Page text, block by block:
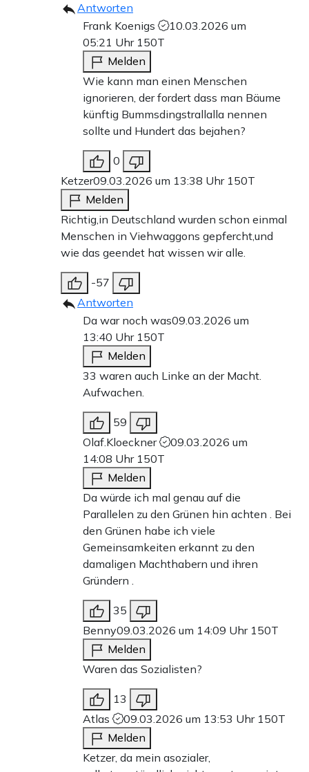
Antworten
Frank Koenigs
10.03.2026 um
05:21 Uhr 150T
Melden
Wie kann man einen Menschen
ignorieren, der fordert dass man Bäume
künftig Bummsdingstrallalla nennen
sollte und Hundert das bejahen?
0
Ketzer09.03.2026 um 13:38 Uhr 150T
Melden
Richtig,in Deutschland wurden schon einmal
Menschen in Viehwaggons gepfercht,und
wie das geendet hat wissen wir alle.
-57
Antworten
Da war noch was09.03.2026 um
13:40 Uhr 150T
Melden
33 waren auch Linke an der Macht.
Aufwachen.
59
Olaf.Kloeckner
09.03.2026 um
14:08 Uhr 150T
Melden
Da würde ich mal genau auf die
Parallelen zu den Grünen hin achten . Bei
den Grünen habe ich viele
Gemeinsamkeiten erkannt zu den
damaligen Machthabern und ihren
Gründern .
35
Benny09.03.2026 um 14:09 Uhr 150T
Melden
Waren das Sozialisten?
13
Atlas
09.03.2026 um 13:53 Uhr 150T
Melden
Ketzer, da mein asozialer,